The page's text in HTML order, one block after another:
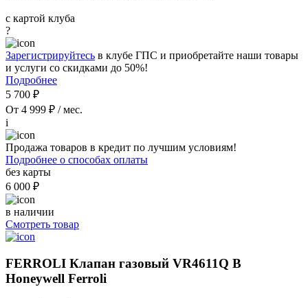
с картой клуба
?
Зарегистрируйтесь в клубе ГПС и приобретайте наши товары
и услуги со скидками до 50%!
Подробнее
5 700 ₽
От 4 999 ₽ / мес.
i
Продажа товаров в кредит по лучшим условиям!
Подробнее о способах оплаты
без карты
6 000 ₽
в наличии
Смотреть товар
FERROLI Клапан газовый VR4611Q B
Honeywell Ferroli